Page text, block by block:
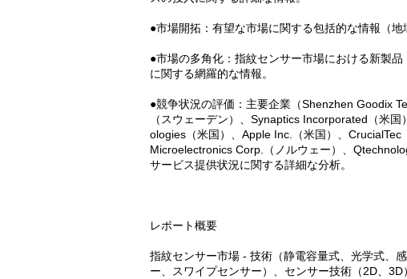
●市場開拓：有望な市場に関する包括的な情報（地
●市場の多角化：指紋センサー市場における新製
に関する網羅的な情報。
●競争状況の評価：主要企業（Shenzhen Goodix
（スウェーデン）、Synaptics Incorporated（米
ologies（米国）、Apple Inc.（米国）、
Microelectronics Corp.（ノルウェー）、
サービス提供状況に関する詳細な分析。
レポート概要
指紋センサー市場 - 技術（静電容量式、光学式、
ー、スワイプセンサー）、センサー技術（2D、